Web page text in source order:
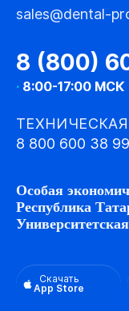
sales@dental-
8 (800)
· 8:00-17:00 МСК
8 800 600 38 99
Особая
Республика
Скачать
App Store